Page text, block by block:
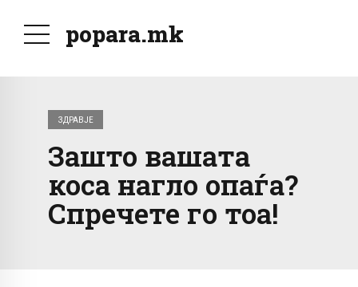
popara.mk
ЗДРАВЈЕ
Зашто вашата
коса нагло опаѓа?
Спречете го тоа!